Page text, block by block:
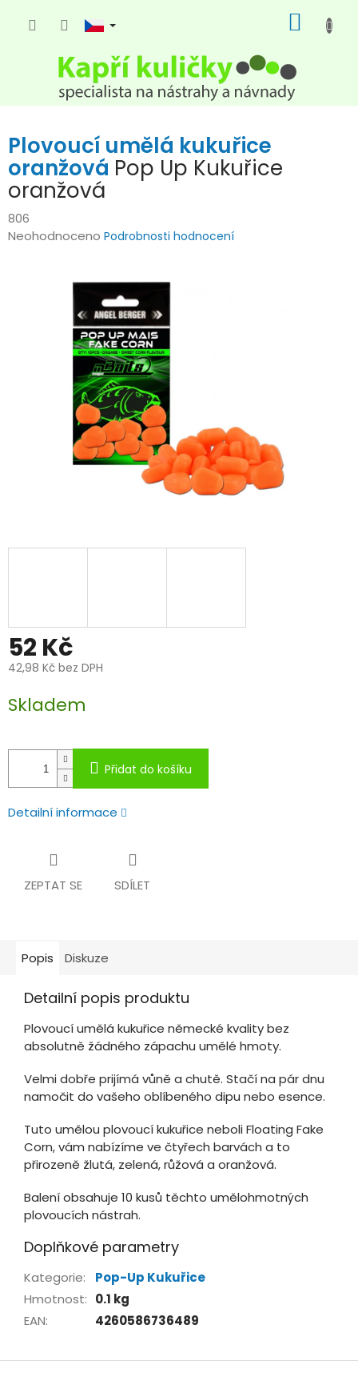
KOŠÍK
Plovoucí umělá kukuřice
oranžová Pop Up Kukuřice
oranžová
806
Průměrné
Neohodnoceno Podrobnosti hodnocení
52 Kč
42,98 Kč bez DPH
cena:
Skladem
Přidat do košíku
Detailní informace
ZEPTAT SE SDÍLET
Popis Diskuze
Detailní popis produktu
Plovoucí umělá kukuřice německé kvality bez
absolutně žádného zápachu umělé hmoty.
Velmi dobře prijímá vůně a chutě. Stačí na pár dnu
namočit do vašeho oblíbeného dipu nebo esence.
Tuto umělou plovoucí kukuřice neboli Floating Fake
Corn, vám nabízíme ve čtyřech barvách a to
přirozeně žlutá, zelená, růžová a oranžová.
Balení obsahuje 10 kusů těchto umělohmotných
plovoucích nástrah.
Doplňkové parametry
Kategorie:
Pop-Up Kukuřice
Hmotnost: 0.1 kg
EAN: 4260586736489
Z